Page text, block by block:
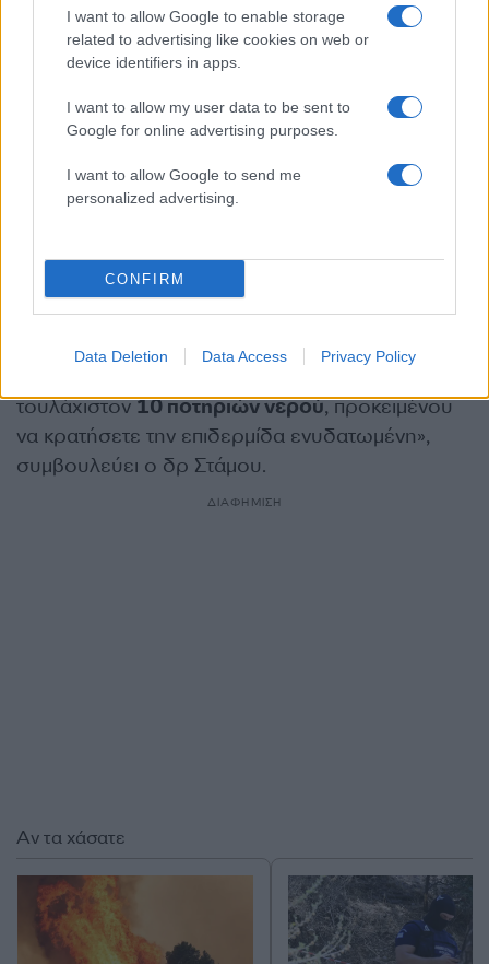
I want to allow Google to enable storage
related to advertising like cookies on web or
device identifiers in apps.
I want to allow my user data to be sent to
Google for online advertising purposes.
I want to allow Google to send me
personalized advertising.
CONFIRM
Data Deletion Data Access Privacy Policy
Αντικαταστήστε τα πατατάκια, κέικ, κρουασάν κ.λπ.
με λίγα φρούτα, ψιλοκομμένα λαχανικά ή
ανάλατους ξηρούς καρπούς που δίνουν
θρεπτικά συστατικά και βιταμίνες στον οργανισμό,
βοηθώντας τον να επιδιορθώσει τις βλάβες και
να θωρακίσει την επιδερμίδα.
σαλάτες με καλά λιπαρά οξέα που συνοδεύονται
από πρωτεΐνες, καθώς οι τελευταίες
αναπλάθουν το δέρμα.
τουλάχιστον10 ποτηριών νερού, προκειμένου
να κρατήσετε την επιδερμίδα ενυδατωμένη»,
συμβουλεύει ο δρ Στάμου.
ΔΙΑΦΗΜΙΣΗ
Αν τα χάσατε